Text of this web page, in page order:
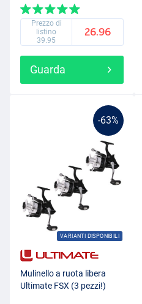
Prezzo di
listino
39.95
26.96
Guarda
-63%
VARIANTI DISPONIBILI
Mulinello a ruota libera
Ultimate FSX (3 pezzi!)